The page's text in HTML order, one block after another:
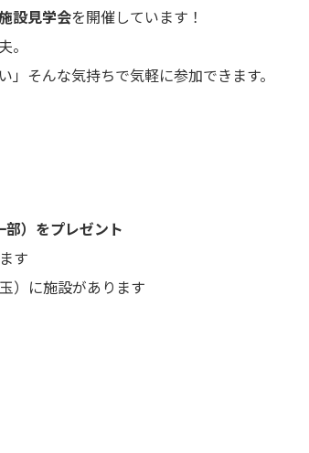
設見学会を開催しています！
。
」そんな気持ちで気軽に参加できます。
）をプレゼント
す
）に施設があります